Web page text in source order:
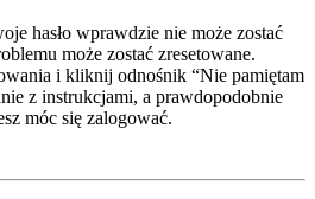
hasło wprawdzie nie może zostać
może zostać zresetowane.
i kliknij odnośnik “Nie pamiętam
z instrukcjami, a prawdopodobnie
móc się zalogować.